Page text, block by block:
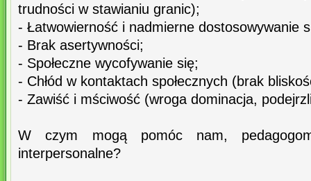
trudności w stawianiu granic);
- Łatwowierność i nadmierne dostosowywanie
- Brak asertywności;
- Społeczne wycofywanie się;
- Chłód w kontaktach społecznych (brak
- Zawiść i mściwość (wroga dominacja,
W czym mogą pomóc nam,
interpersonalne?